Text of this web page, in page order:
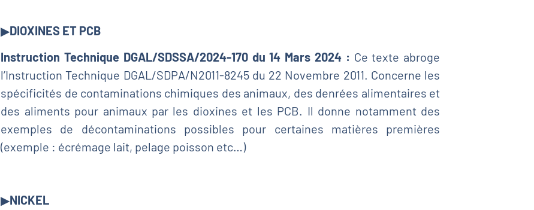
▶DIOXINES ET PCB
Instruction Technique DGAL/SDSSA/2024-170 du 14 Mars 2024 : Ce texte abroge
l’Instruction Technique DGAL/SDPA/N2011-8245 du 22 Novembre 2011. Concerne les
spécificités de contaminations chimiques des animaux, des denrées alimentaires et
des aliments pour animaux par les dioxines et les PCB. Il donne notamment des
exemples de décontaminations possibles pour certaines matières premières
(exemple : écrémage lait, pelage poisson etc…)
▶NICKEL